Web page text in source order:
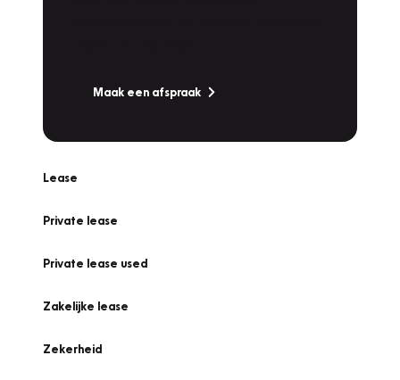
Maak een afspraak
Lease
Private lease
Private lease used
Zakelijke lease
Zekerheid